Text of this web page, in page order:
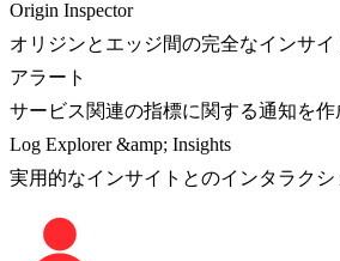
Origin Inspector
オリジンとエッジ間の完全なインサイ
アラート
サービス関連の指標に関する通知を作
Log Explorer &amp; Insights
実用的なインサイトとのインタラクシ